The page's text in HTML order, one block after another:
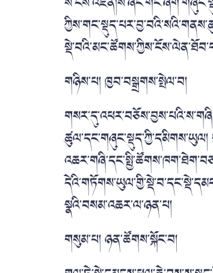
གཉིས་པ། ཁྱབ་བསྒྲགས་སྤེལ་བ།
ཚུལ་དང་གཞུང་སྡུད་ཀྱི་དམིགས་ཡུལ།
སྣའི་བསམ་འཆར་ལ་ཉན་པ།
གསུམ་པ། ཉན་ཚོགས་སྐོང་བ།